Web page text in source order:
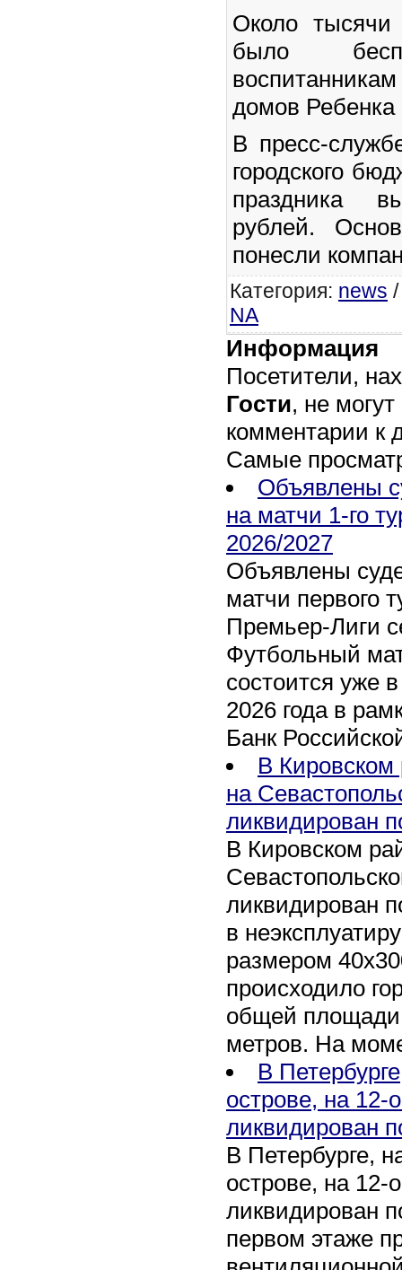
Около тысячи
было
домов Ребенка
В пресс-
городского
праздника
рублей.
понесли
Категория: news
NA
Информация
Посетители,
Гости, не
комментарии к
Самые
Объявлены
на матчи 1-го
2026/2027
Объявлены
матчи первого
Премьер-Лиги
Футбольный
состоится уже
2026 года в
Банк
В Кировском
на
ликвидирован
В Кировском
ликвидирован
в
размером
происходило
общей площади
метров. На
В
острове, на 12-
ликвидирован
В Петербурге,
острове, на 12-
ликвидирован
первом этаже